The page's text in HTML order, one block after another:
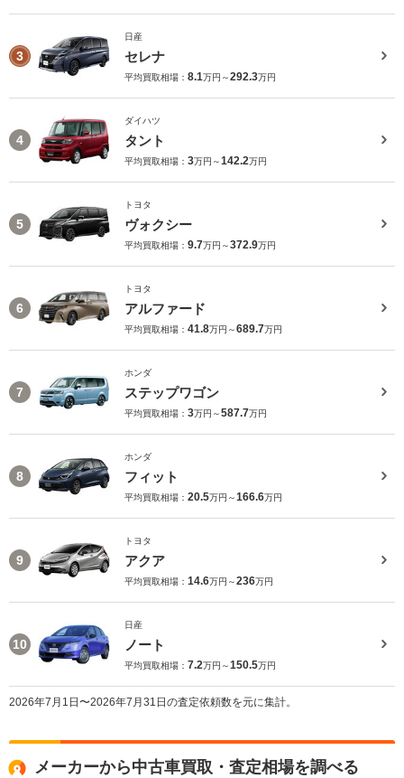
3
日産
セレナ
平均買取相場： 8.1万円～292.3万円
4
ダイハツ
タント
平均買取相場： 3万円～142.2万円
5
トヨタ
ヴォクシー
平均買取相場： 9.7万円～372.9万円
6
トヨタ
アルファード
平均買取相場： 41.8万円～689.7万円
7
ホンダ
ステップワゴン
平均買取相場： 3万円～587.7万円
8
ホンダ
フィット
平均買取相場： 20.5万円～166.6万円
9
トヨタ
アクア
平均買取相場： 14.6万円～236万円
10
日産
ノート
平均買取相場： 7.2万円～150.5万円
2026年7月1日〜2026年7月31日の査定依頼数を元に集計。
メーカーから中古車買取・査定相場を調べる